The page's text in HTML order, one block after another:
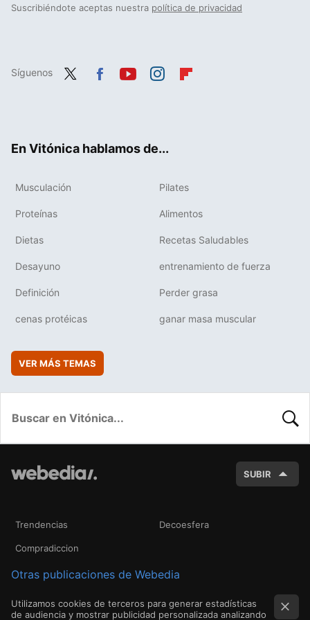
Suscribiéndote aceptas nuestra política de privacidad
Síguenos
En Vitónica hablamos de...
Musculación Pilates
Proteínas Alimentos
Dietas Recetas Saludables
Desayuno entrenamiento de fuerza
Definición Perder grasa
cenas protéicas ganar masa muscular
VER MÁS TEMAS
SUBIR
Trendencias Decoesfera
Compradiccion
Otras publicaciones de Webedia
Utilizamos cookies de terceros para generar estadísticas
de audiencia y mostrar publicidad personalizada analizando